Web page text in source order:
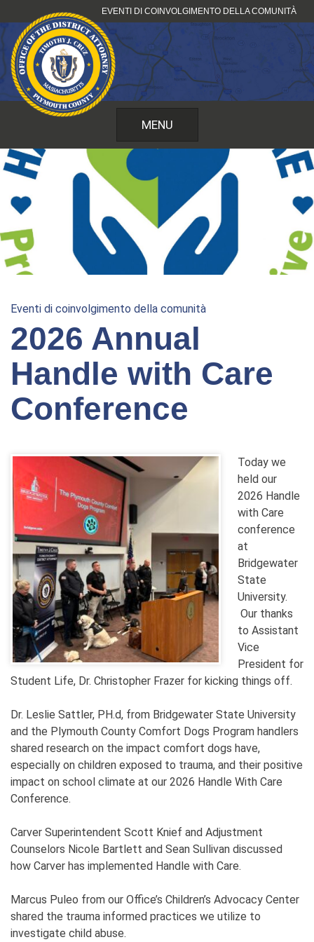
al
contenuto
EVENTI DI COINVOLGIMENTO DELLA COMUNITÀ
MENU
Eventi di coinvolgimento della comunità
2026 Annual
Handle with Care
Conference
Today we
held our
2026 Handle
with Care
conference
at
Bridgewater
State
University.
Our thanks
to Assistant
Vice
President for
Student Life, Dr. Christopher Frazer for kicking things off.
Dr. Leslie Sattler, PH.d, from Bridgewater State University
and the Plymouth County Comfort Dogs Program handlers
shared research on the impact comfort dogs have,
especially on children exposed to trauma, and their positive
impact on school climate at our 2026 Handle With Care
Conference.
Carver Superintendent Scott Knief and Adjustment
Counselors Nicole Bartlett and Sean Sullivan discussed
how Carver has implemented Handle with Care.
Marcus Puleo from our Office’s Children’s Advocacy Center
shared the trauma informed practices we utilize to
investigate child abuse.